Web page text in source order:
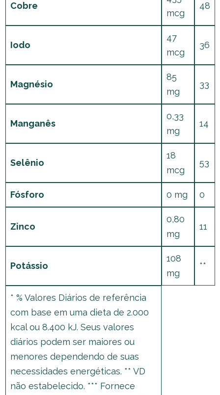
Cobre
mcg
48
Iodo
47
mcg
36
Magnésio
85
mg
33
Manganês
0,33
mg
14
Selênio
18
mcg
53
Fósforo 0 mg 0
Zinco
0,80
mg
11
Potássio
108
mg
**
* % Valores Diários de referência
com base em uma dieta de 2.000
kcal ou 8.400 kJ. Seus valores
diários podem ser maiores ou
menores dependendo de suas
necessidades energéticas. ** VD
não estabelecido. *** Fornece